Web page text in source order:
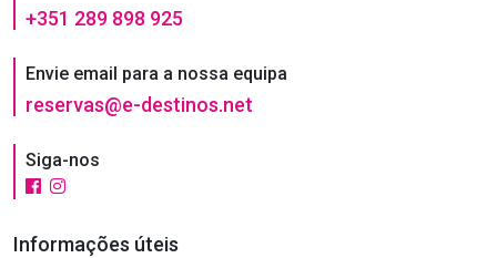
+351 289 898 925
Envie email para a nossa equipa
reservas@e-destinos.net
Siga-nos
Informações úteis